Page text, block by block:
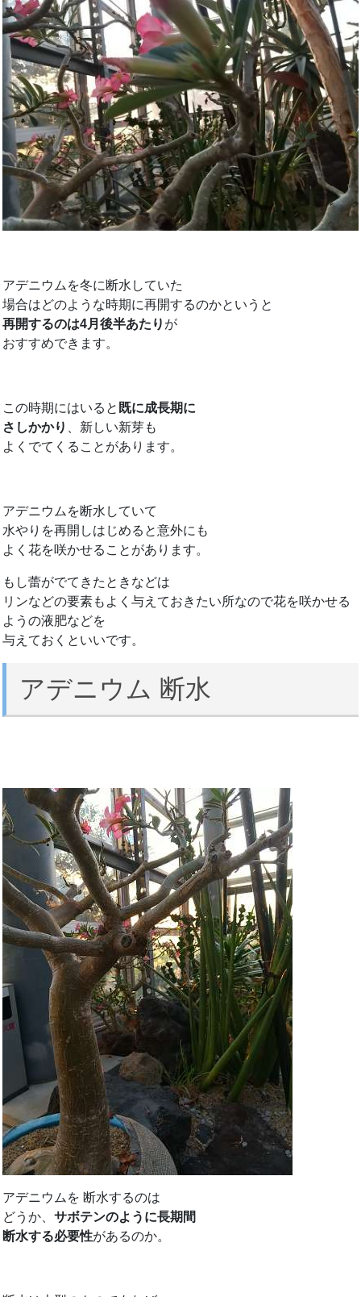
アデニウムを冬に断水していた
場合はどのような時期に再開するのかというと
再開するのは4月後半あたり が
おすすめできます。
この時期にはいると 既に成長期に
さしかかり
、新しい新芽も
よくでてくることがあります。
アデニウムを断水していて
水やりを再開しはじめると意外にも
よく花を咲かせることがあります。
もし蕾がでてきたときなどは
リンなどの要素もよく与えておきたい所なので花を咲かせる
ようの液肥などを
与えておくといいです。
アデニウム 断水
アデニウムを 断水するのは
どうか、 サボテンのように長期間
断水する必要性があるのか。